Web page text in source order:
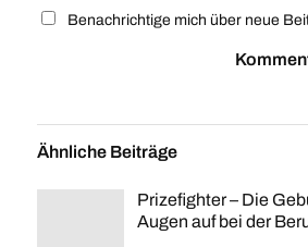
Benachrichtige mich über neue
Ähnliche Beiträge
Prizefighter – Die
Augen auf bei der